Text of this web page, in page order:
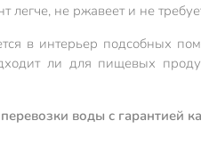
легче, не ржавеет и не
в интерьер подсобных
ли для пищевых
воды с гарантией